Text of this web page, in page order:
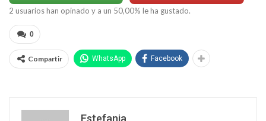
2 usuarios han opinado y a un 50,00% le ha gustado.
0
Compartir WhatsApp Facebook
Estefania